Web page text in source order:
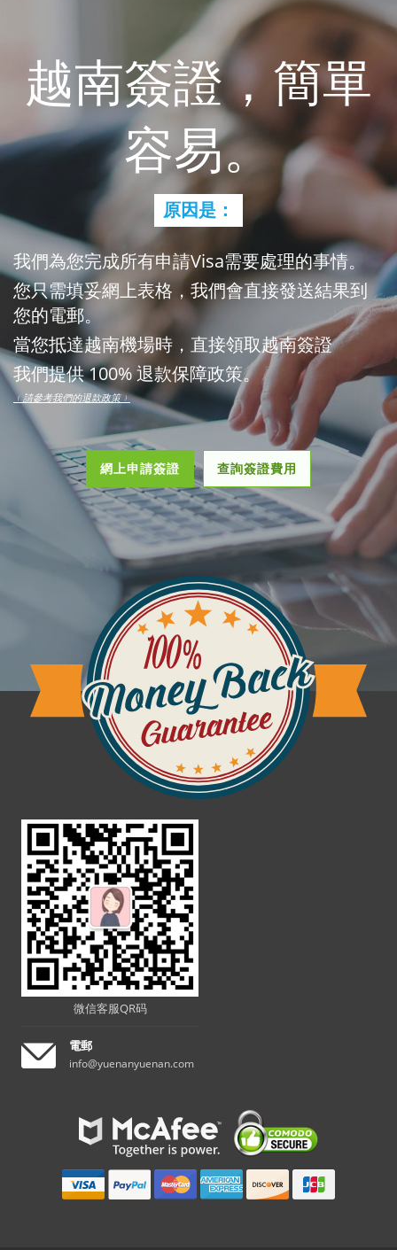
越南簽證，簡單
容易。
原因是：
我們為您完成所有申請Visa需要處理的事情。
您只需填妥網上表格，我們會直接發送結果到
您的電郵。
當您抵達越南機場時，直接領取越南簽證
我們提供 100% 退款保障政策。
﹙請參考我們的退款政策﹚
網上申請簽證 查詢簽證費用
微信客服QR码
電郵
info@yuenanyuenan.com